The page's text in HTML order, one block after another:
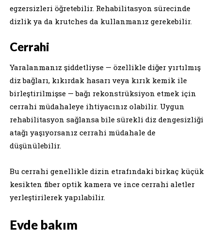
egzersizleri öğretebilir. Rehabilitasyon sürecinde
dizlik ya da krutches da kullanmanız gerekebilir.
Cerrahi
Yaralanmanız şiddetliyse — özellikle diğer yırtılmış
diz bağları, kıkırdak hasarı veya kırık kemik ile
birleştirilmişse — bağı rekonstrüksiyon etmek için
cerrahi müdahaleye ihtiyacınız olabilir. Uygun
rehabilitasyon sağlansa bile sürekli diz dengesizliği
atağı yaşıyorsanız cerrahi müdahale de
düşünülebilir.
Bu cerrahi genellikle dizin etrafındaki birkaç küçük
kesikten fiber optik kamera ve ince cerrahi aletler
yerleştirilerek yapılabilir.
Evde bakım